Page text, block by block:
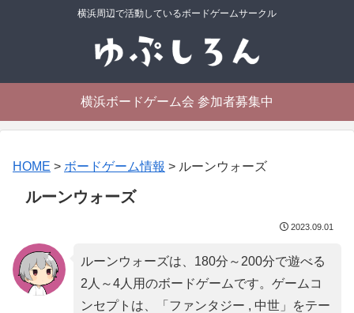
横浜周辺で活動しているボードゲームサークル
横浜ボードゲーム会 参加者募集中
HOME > ボードゲーム情報 > ルーンウォーズ
ルーンウォーズ
2023.09.01
ルーンウォーズは、180分～200分で遊べる
2人～4人用のボードゲームです。ゲームコ
ンセプトは、「 ファンタジー , 中世」をテー